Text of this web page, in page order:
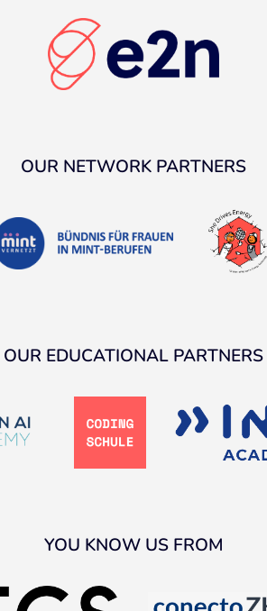
OUR NETWORK PARTNERS
OUR EDUCATIONAL PARTNERS
YOU KNOW US FROM